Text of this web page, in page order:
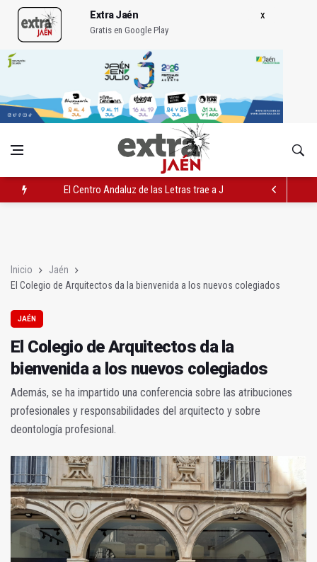
Extra Jaén
Gratis en Google Play
El Centro Andaluz de las Letras trae a Jaén al filósofo Omar
Inicio
Jaén
El Colegio de Arquitectos da la bienvenida a los nuevos colegiados
JAÉN
El Colegio de Arquitectos da la
bienvenida a los nuevos colegiados
Además, se ha impartido una conferencia sobre las atribuciones
profesionales y responsabilidades del arquitecto y sobre
deontología profesional.